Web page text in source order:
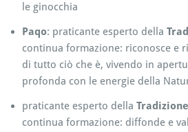
le ginocchia
Paqo: praticante esperto della
continua formazione: riconosce e
di tutto ciò che è, vivendo in
profonda con le energie della
praticante esperto della
continua formazione: diffonde e